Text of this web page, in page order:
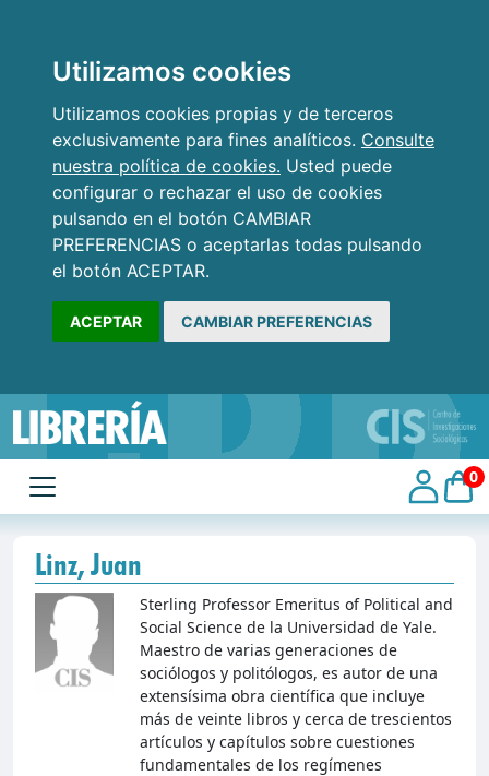
Utilizamos cookies
Utilizamos cookies propias y de terceros
exclusivamente para fines analíticos. Consulte
nuestra política de cookies. Usted puede
configurar o rechazar el uso de cookies
pulsando en el botón CAMBIAR
PREFERENCIAS o aceptarlas todas pulsando
el botón ACEPTAR.
ACEPTAR CAMBIAR PREFERENCIAS
0
Linz, Juan
Sterling Professor Emeritus of Political and
Social Science de la Universidad de Yale.
Maestro de varias generaciones de
sociólogos y politólogos, es autor de una
extensísima obra científica que incluye
más de veinte libros y cerca de trescientos
artículos y capítulos sobre cuestiones
fundamentales de los regímenes